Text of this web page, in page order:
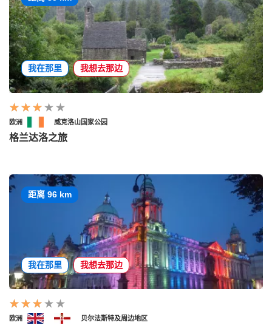
我在那里 我想去那边
欧洲 威克洛山国家公园
格兰达洛之旅
距离 96 km
我在那里 我想去那边
欧洲 贝尔法斯特及周边地区